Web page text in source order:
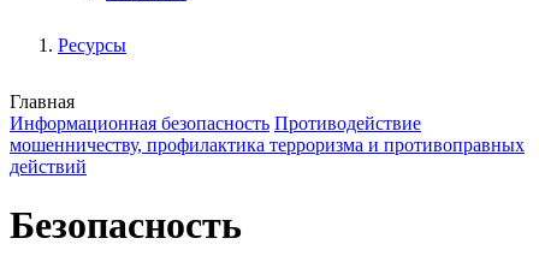
Ресурсы
Главная
Информационная безопасность Противодействие
мошенничеству, профилактика терроризма и противоправных
действий
Безопасность